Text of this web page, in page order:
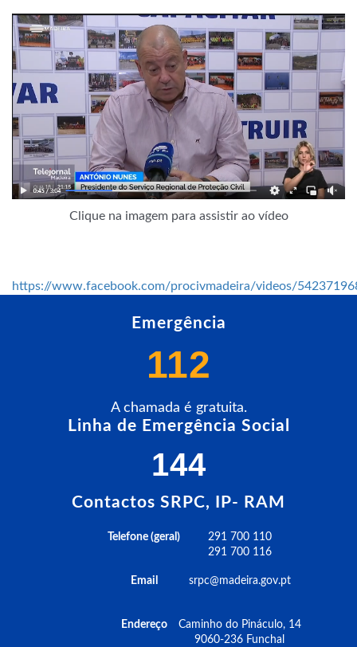
Clique na imagem para assistir ao vídeo
https://www.facebook.com/procivmadeira/videos/
Emergência
112
A chamada é gratuita.
Linha de Emergência Social
144
Contactos SRPC, IP- RAM
Telefone (geral)
Email
Endereço
291 700 110
291 700 116
srpc@madeira.gov.pt
Caminho do Pináculo, 14
9060-236 Funchal